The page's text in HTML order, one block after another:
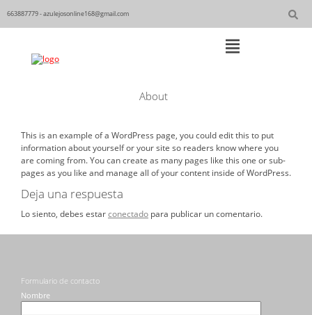
content
663887779 - azulejosonline168@gmail.com
About
This is an example of a WordPress page, you could edit this to put
information about yourself or your site so readers know where you
are coming from. You can create as many pages like this one or sub-
pages as you like and manage all of your content inside of WordPress.
Deja una respuesta
Lo siento, debes estarconectado para publicar un comentario.
Formulario de contacto
Nombre